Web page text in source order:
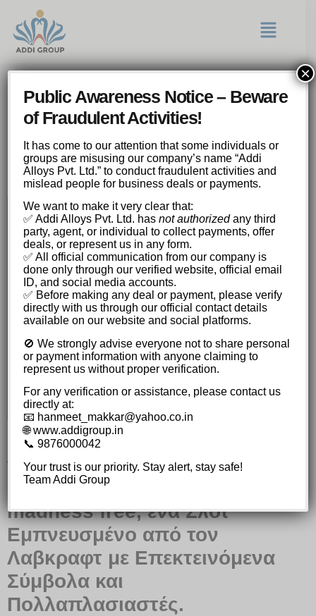
Αποκαλύψτε τα Μυστήρια και
τους Κερδισμένους
Συνδυασμούς στο tome of
madness free, ένα Σλοτ
Εμπνευσμ
Αποκαλύψτε τα Μυστήρια και τους
Κερδισμένους Συνδυασμούς στο tome of
madness free, ένα Σλοτ Εμπνευσμένο από
τον Λαβκραφτ με Επεκτεινόμενα Σύμβολα
και Πολλαπλασιαστές.
Η Θεματολογία και τα Σύμβολα του Tome of
Madness
Μπόνους και Ειδικά Χαρακτηριστικά
Η Στρατηγική Παιχνιδιού
Συμβουλές για Ασφαλή Παιχνίδια και
Υπεύθυνη Συμπεριφορά
Συνοψίζοντας την Εμπειρία ‘Tome of
Madness’
Αποκαλύψτε τα Μυστήρια και
τους Κερδισμένους
Συνδυασμούς στο tome of
madness free, ένα Σλοτ
Εμπνευσμένο από τον
Λαβκραφτ με Επεκτεινόμενα
Σύμβολα και
Πολλαπλασιαστές.
Public Awareness Notice – Beware
of Fraudulent Activities!
It has come to our attention that some individuals or
groups are misusing our company’s name “Addi
Alloys Pvt. Ltd.” to conduct fraudulent activities and
mislead people for business deals or payments.
We want to make it very clear that:
✅ Addi Alloys Pvt. Ltd. hasnot authorizedany third
party, agent, or individual to collect payments, offer
deals, or represent us in any form.
✅ All official communication from our company is
done only through our verified website, official email
ID, and social media accounts.
✅ Before making any deal or payment, please verify
directly with us through our official contact details
available on our website and social platforms.
🚫 We strongly advise everyone not to share personal
or payment information with anyone claiming to
represent us without proper verification.
For any verification or assistance, please contact us
directly at:
📧 hanmeet_makkar@yahoo.co.in
🌐 www.addigroup.in
📞 9876000042
Your trust is our priority. Stay alert, stay safe!
Team Addi Group
×